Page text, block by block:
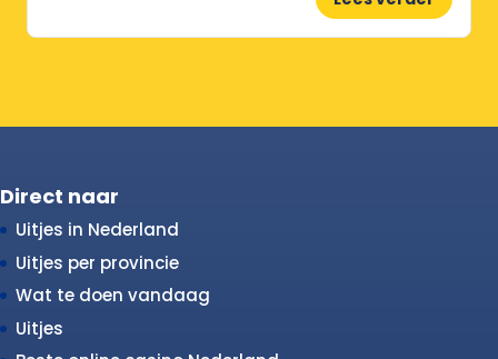
Direct naar
Uitjes in Nederland
Uitjes per provincie
Wat te doen vandaag
Uitjes